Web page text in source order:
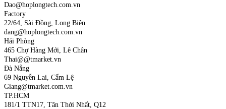
Dao@hoplongtech.com.vn
Factory
22/64, Sài Đồng, Long Biên
dang@hoplongtech.com.vn
Hải Phòng
465 Chợ Hàng Mới, Lê Chân
Thai@@tmarket.vn
Đà Nẵng
69 Nguyễn Lai, Cẩm Lệ
Giang@tmarket.com.vn
TP.HCM
181/1 TTN17, Tân Thới Nhất, Q12